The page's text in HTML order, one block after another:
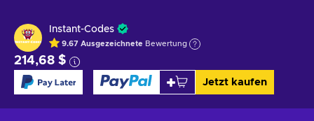
Instant-Codes
9.67 Ausgezeichnete Bewertung
214,68 $
Jetzt kaufen